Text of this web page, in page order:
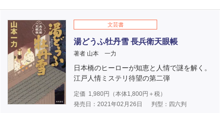
文芸書
湯どうふ牡丹雪 長兵衛天眼帳
著者 山本 一力
日本橋のヒーローが知恵と人情で謎を解く。
江戸人情ミステリ待望の第二弾
定価 1,980円（本体1,800円＋税）
発売日：2021年02月26日
判型：四六判